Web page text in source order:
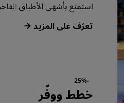
استمتع بأشهى الأطباق
‏‫تعرّف على المزيد‬
-25%
خطط ووفّر